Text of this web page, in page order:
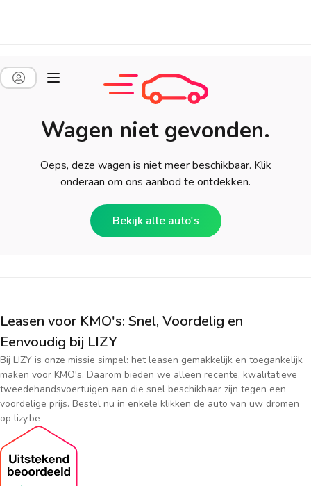
Wagen niet gevonden.
Oeps, deze wagen is niet meer beschikbaar. Klik
onderaan om ons aanbod te ontdekken.
Bekijk alle auto's
Leasen voor KMO's: Snel, Voordelig en
Eenvoudig bij LIZY
Bij LIZY is onze missie simpel: het leasen gemakkelijk en toegankelijk
maken voor KMO's. Daarom bieden we alleen recente, kwalitatieve
tweedehandsvoertuigen aan die snel beschikbaar zijn tegen een
voordelige prijs. Bestel nu in enkele klikken de auto van uw dromen
op lizy.be